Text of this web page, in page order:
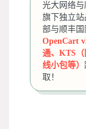
光大网络
旗下独立站
部与顺丰国
OpenCart
通、KTS
线小包等）
取！